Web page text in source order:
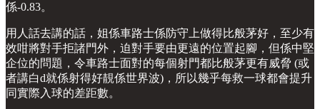
係-0.83。
用人話去講的話，姐係車路士係防守上做得比般茅好，至少有
效咁將對手拒諸門外，迫對手要由更遠的位置起腳，但係中堅
企位的問題，令車路士面對的每個射門都比般茅更有威脅 (或
者講白d就係射得好靚係世界波)，所以幾乎每救一球都會提升
同實際入球的差距數。